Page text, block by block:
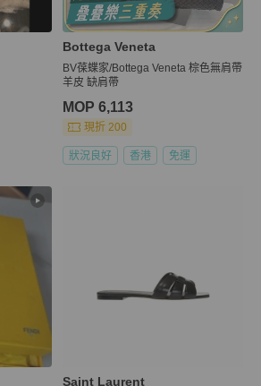
Bottega Veneta
BV葆蝶家/Bottega Veneta 棕色無肩帶
羊皮 缺肩帶
MOP 6,113
現折 200
狀況良好 香港 免運
Saint Laurent